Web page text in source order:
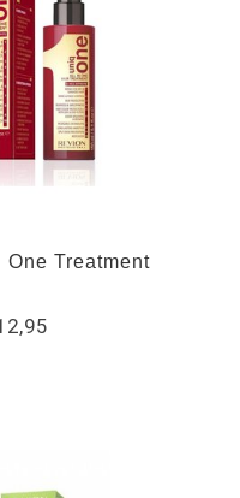
One Treatment